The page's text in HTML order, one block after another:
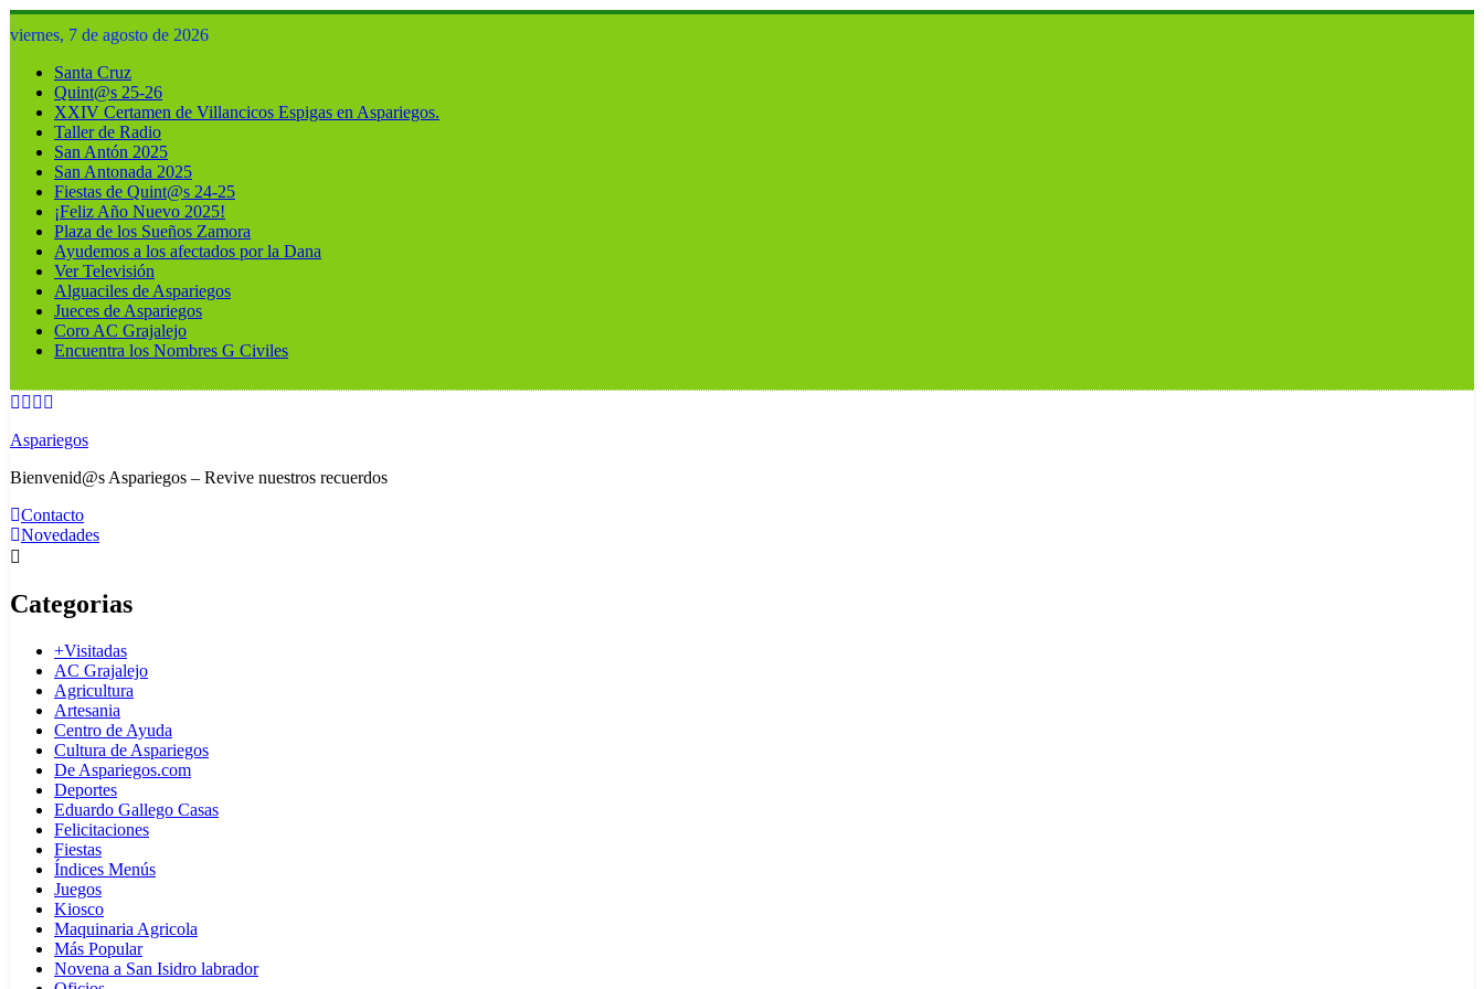
Skip
to
viernes, 7 de agosto de 2026
Santa Cruz
Quint@s 25-26
XXIV Certamen de Villancicos Espigas en Aspariegos.
Taller de Radio
San Antón 2025
San Antonada 2025
Fiestas de Quint@s 24-25
¡Feliz Año Nuevo 2025!
Plaza de los Sueños Zamora
Ayudemos a los afectados por la Dana
Ver Televisión
Alguaciles de Aspariegos
Jueces de Aspariegos
Coro AC Grajalejo
Encuentra los Nombres G Civiles
Aspariegos
Bienvenid@s Aspariegos – Revive nuestros recuerdos
Contacto
Novedades
Categorias
+Visitadas
AC Grajalejo
Agricultura
Artesania
Centro de Ayuda
Cultura de Aspariegos
De Aspariegos.com
Deportes
Eduardo Gallego Casas
Felicitaciones
Fiestas
Índices Menús
Juegos
Kiosco
Maquinaria Agricola
Más Popular
Novena a San Isidro labrador